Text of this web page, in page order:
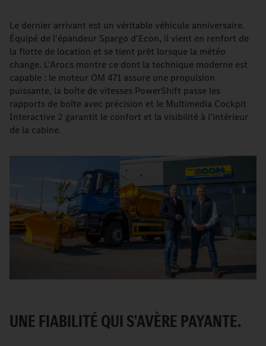
Le dernier arrivant est un véritable véhicule anniversaire.
Équipé de l'épandeur Spargo d'Econ, il vient en renfort de
la flotte de location et se tient prêt lorsque la météo
change. L'Arocs montre ce dont la technique moderne est
capable : le moteur OM 471 assure une propulsion
puissante, la boîte de vitesses PowerShift passe les
rapports de boîte avec précision et le Multimedia Cockpit
Interactive 2 garantit le confort et la visibilité à l’intérieur
de la cabine.
UNE FIABILITÉ QUI S'AVÈRE PAYANTE.